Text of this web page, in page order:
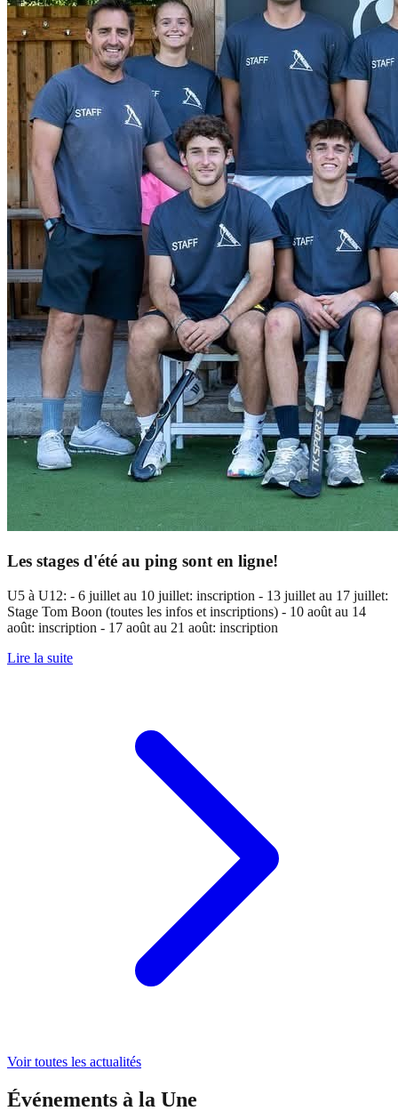
Les stages d'été au ping sont en ligne!
U5 à U12: - 6 juillet au 10 juillet: inscription - 13 juillet au 17 juillet:
Stage Tom Boon (toutes les infos et inscriptions) - 10 août au 14
août: inscription - 17 août au 21 août: inscription
Lire la suite
Voir toutes les actualités
Événements à la Une